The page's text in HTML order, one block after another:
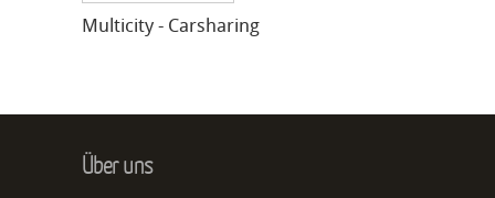
Multicity - Carsharing
Über uns